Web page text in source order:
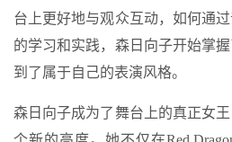
台上更好地与观众互动，如何通
的学习和实践，森日向子开始掌
到了属于自己的表演风格。
森日向子成为了舞台上的真正女